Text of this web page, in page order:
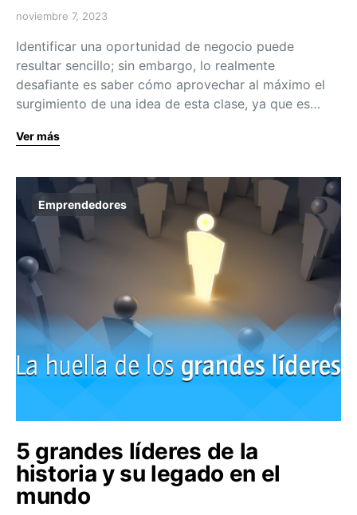
noviembre 7, 2023
Identificar una oportunidad de negocio puede
resultar sencillo; sin embargo, lo realmente
desafiante es saber cómo aprovechar al máximo el
surgimiento de una idea de esta clase, ya que es…
Ver más
Emprendedores
5 grandes líderes de la
historia y su legado en el
mundo